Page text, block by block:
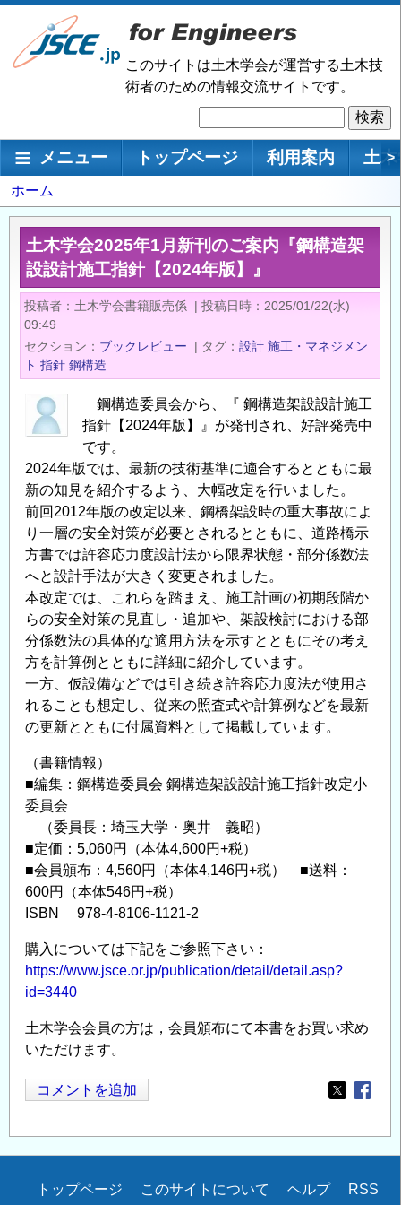
メ
ン
移
このサイトは土木学会が運営する土木技
術者のための情報交流サイトです。
索
メインナビゲーション
メニュー トップページ 利用案内 土 >
パ
ン
ず
ホーム
土木学会2025年1月新刊のご案内『鋼構造架
設設計施工指針【2024年版】』
投稿者 土木学会書籍販売係 | 投稿日時
2025/01/22(水)
09:49
セクション
ブックレビュー | タグ 設計 施工・マネジメン
ト 指針 鋼構造
鋼構造委員会から、『 鋼構造架設設計施工
指針【2024年版】』が発刊され、好評発売中
です。
2024年版では、最新の技術基準に適合するとともに最
新の知見を紹介するよう、大幅改定を行いました。
前回2012年版の改定以来、鋼橋架設時の重大事故によ
り一層の安全対策が必要とされるとともに、道路橋示
方書では許容応力度設計法から限界状態・部分係数法
へと設計手法が大きく変更されました。
本改定では、これらを踏まえ、施工計画の初期段階か
らの安全対策の見直し・追加や、架設検討における部
分係数法の具体的な適用方法を示すとともにその考え
方を計算例とともに詳細に紹介しています。
一方、仮設備などでは引き続き許容応力度法が使用さ
れることも想定し、従来の照査式や計算例などを最新
の更新とともに付属資料として掲載しています。
（書籍情報）
■編集：鋼構造委員会 鋼構造架設設計施工指針改定小
委員会
（委員長：埼玉大学・奥井 義昭）
■定価：5,060円（本体4,600円+税）
■会員頒布：4,560円（本体4,146円+税） ■送料：
600円（本体546円+税）
ISBN 978-4-8106-1121-2
購入については下記をご参照下さい：
https://www.jsce.or.jp/publication/detail/detail.asp?
id=3440
土木学会会員の方は，会員頒布にて本書をお買い求め
いただけます。
コメントを追加
Opens in
Secondary
トップページ このサイトについて ヘルプ RSS